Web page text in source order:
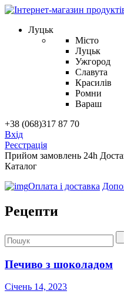
Луцьк
Місто
Луцьк
Ужгород
Славута
Красилів
Ромни
Вараш
+38 (068)317 87 70
Вхід
Реєстрація
Прийом замовлень 24h
Каталог
Оплата і доставка
Рецепти
Печиво з шоколадом
Січень 14, 2023